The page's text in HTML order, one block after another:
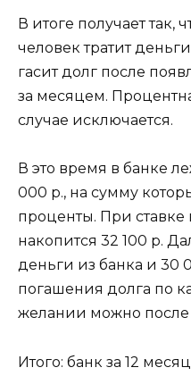
В итоге получает так,
человек тратит
гасит долг после
за месяцем.
случае исключается.
В это время в банке
000 р., на сумму
проценты. При ставке
накопится 32 100 р.
деньги из банка и 30
погашения долга по
желании можно после
Итого: банк за 12